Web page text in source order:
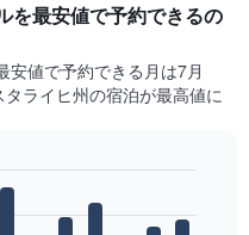
を最安値で予約できるの
安値で予約できる月は7月
ライヒ州​の​宿泊が最高値に